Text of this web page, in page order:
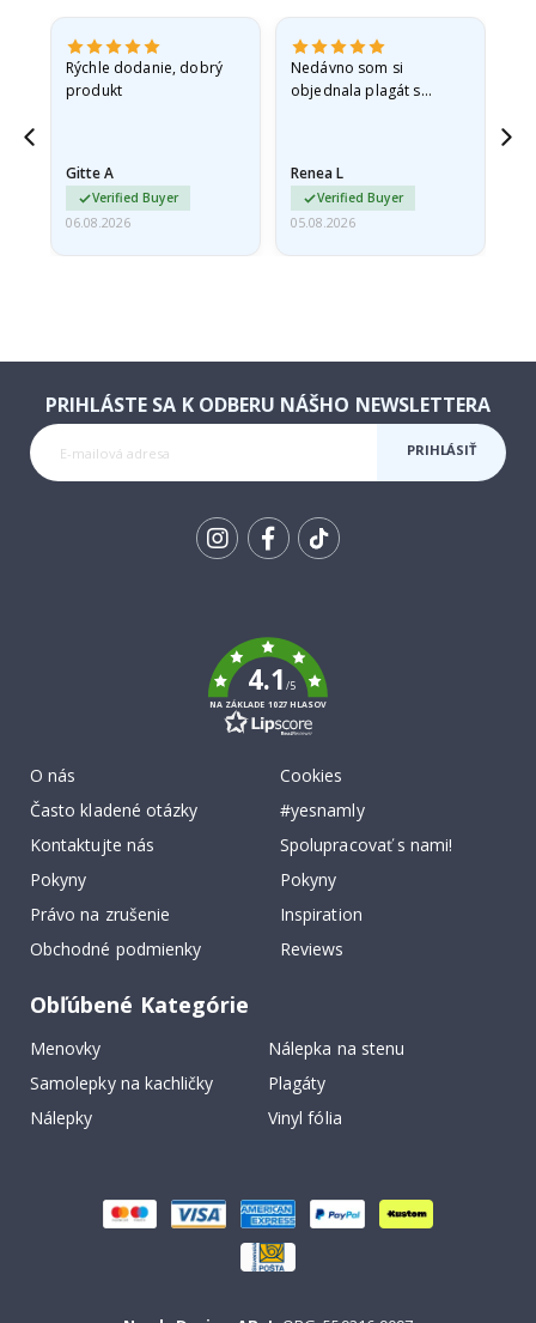
Rýchle dodanie, dobrý
produkt
Gitte A
Verified Buyer
06.08.2026
Nedávno som si
objednala plagát s
poškodený. Problém
som…
Renea L
Verified Buyer
05.08.2026
PRIHLÁSTE SA K ODBERU NÁŠHO NEWSLETTERA
PRIHLÁSIŤ
4.1/5
NA ZÁKLADE 1027 HLASOV
O nás
Často kladené otázky
Kontaktujte nás
Pokyny
Právo na zrušenie
Obchodné podmienky
Cookies
#yesnamly
Spolupracovať s nami!
Pokyny
Inspiration
Reviews
Obľúbené Kategórie
Menovky
Nálepka na stenu
Samolepky na kachličky
Plagáty
Nálepky
Vinyl fólia